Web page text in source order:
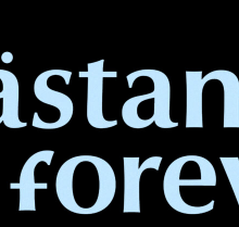
of a snail, 9-16 REC
of a snail, 4-5 REC
of a snail, banner REC